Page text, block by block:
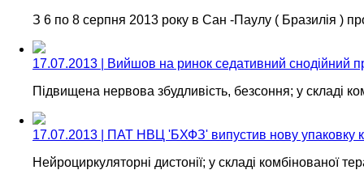
З 6 по 8 серпня 2013 року в Сан -Паулу ( Бразилія )
17.07.2013 | Вийшов на ринок седативний
Підвищена нервова збудливість, безсоння; у складі
17.07.2013 | ПАТ НВЦ 'БХФЗ' випустив нову упаковку
Нейроциркуляторні дистонії; у складі комбінованої